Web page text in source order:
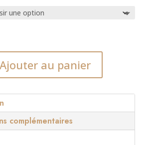
Ajouter au panier
complémentaires